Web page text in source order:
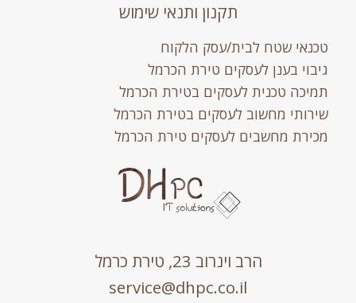
תקנון ותנאי שימוש
טכנאי שטח לבית/עסק הלקוח
גיבוי בענן לעסקים טירת הכרמל
תמיכה טכנית לעסקים בטירת הכרמל
שירותי מחשוב לעסקים בטירת הכרמל
מכירת מחשבים לעסקים טירת הכרמל
הרב וינרוב 23, טירת כרמל
service@dhpc.co.il